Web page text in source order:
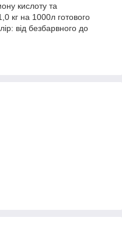
кислоту та
кг на 1000л готового
від безбарвного до